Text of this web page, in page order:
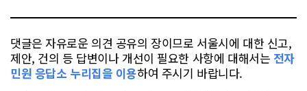
댓글은 자유로운 의견 공유의 장이므로 서울시에 대한 신고,
제안, 건의 등 답변이나 개선이 필요한 사항에 대해서는 전자
민원 응답소 누리집을 이용하여 주시기 바랍니다.